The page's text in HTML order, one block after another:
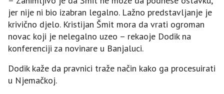
jer nije ni bio izabran legalno. Lažno predstavljanje je
krivično djelo. Kristijan Šmit mora da vrati ogroman
novac koji je nelegalno uzeo – rekaoje Dodik na
konferenciji za novinare u Banjaluci.
Dodik kaže da pravnici traže način kako ga procesuirati
u Njemačkoj.